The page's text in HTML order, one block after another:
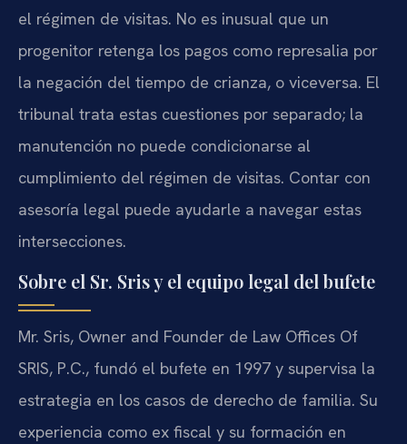
el régimen de visitas. No es inusual que un
progenitor retenga los pagos como represalia por
la negación del tiempo de crianza, o viceversa. El
tribunal trata estas cuestiones por separado; la
manutención no puede condicionarse al
cumplimiento del régimen de visitas. Contar con
asesoría legal puede ayudarle a navegar estas
intersecciones.
Sobre el Sr. Sris y el equipo legal del bufete
Mr. Sris, Owner and Founder de Law Offices Of
SRIS, P.C., fundó el bufete en 1997 y supervisa la
estrategia en los casos de derecho de familia. Su
experiencia como ex fiscal y su formación en